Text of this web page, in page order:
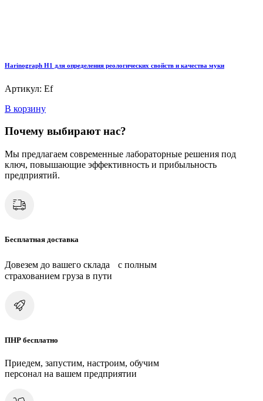
Harinograph Н1 для определения реологических свойств и качества муки
Артикул: Ef
В корзину
Почему выбирают нас?
Мы предлагаем современные лабораторные решения под
ключ, повышающие эффективность и прибыльность
предприятий.
Бесплатная доставка
Довезем до вашего склада с полным
страхованием груза в пути
ПНР бесплатно
Приедем, запустим, настроим, обучим
персонал на вашем предприятии